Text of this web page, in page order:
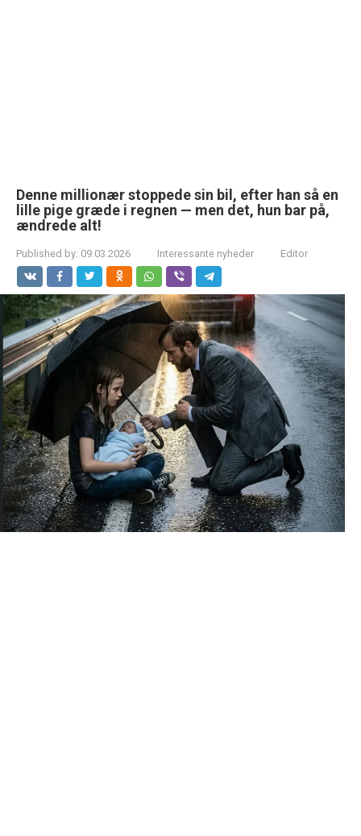
Denne millionær stoppede sin bil, efter han så en
lille pige græde i regnen — men det, hun bar på,
ændrede alt!
Published by: 09.03.2026 Interessante nyheder Editor